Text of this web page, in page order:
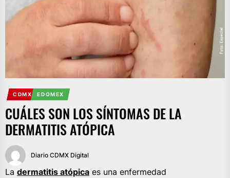
CDMX EDOMEX
CUÁLES SON LOS SÍNTOMAS DE LA
DERMATITIS ATÓPICA
Diario CDMX Digital
La dermatitis atópica es una enfermedad